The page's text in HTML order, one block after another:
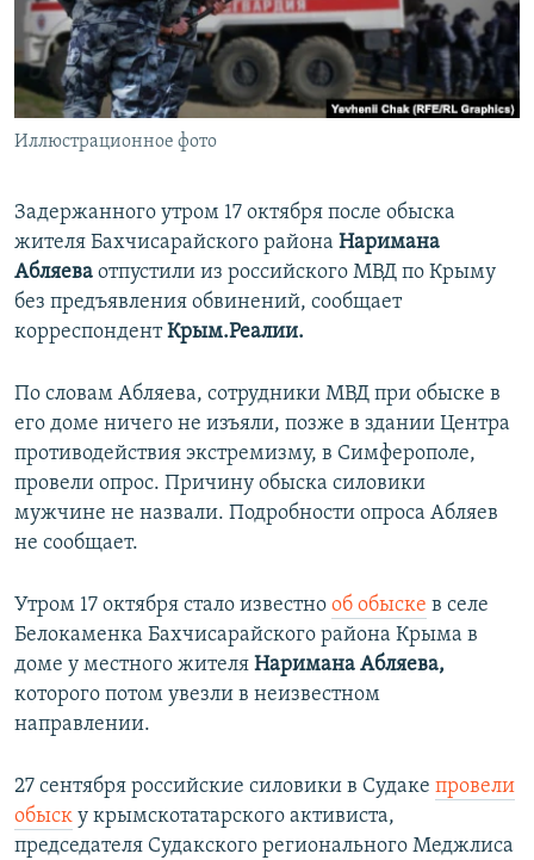
ПОБЕДИТЕЛЕЙ НЕ СУДЯТ?
КРЫМ.НЕПОКОРЕННЫЙ
ELIFBE
УКРАИНСКАЯ ПРОБЛЕМА КРЫМА
ПРИСОЕДИНЯЙТЕСЬ!
Иллюстрационное фото
Задержанного утром 17 октября после обыска
жителя Бахчисарайского района Наримана
Абляева отпустили из российского МВД по Крыму
без предъявления обвинений, сообщает
корреспондентКрым.Реалии.
По словам Абляева, сотрудники МВД при обыске в
его доме ничего не изъяли, позже в здании Центра
противодействия экстремизму, в Симферополе,
провели опрос. Причину обыска силовики
мужчине не назвали. Подробности опроса Абляев
не сообщает.
Утром 17 октября стало известно об обыске в селе
Белокаменка Бахчисарайского района Крыма в
доме у местного жителя Наримана Абляева,
которого потом увезли в неизвестном
направлении.
27 сентября российские силовики в Судаке провели
обыск у крымскотатарского активиста,
председателя Судакского регионального Меджлиса​